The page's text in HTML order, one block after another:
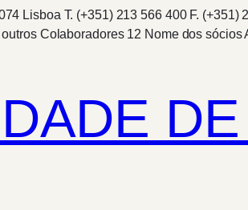
Lisboa T. (+351) 213 566 400 F.
Colaboradores 12 Nome dos